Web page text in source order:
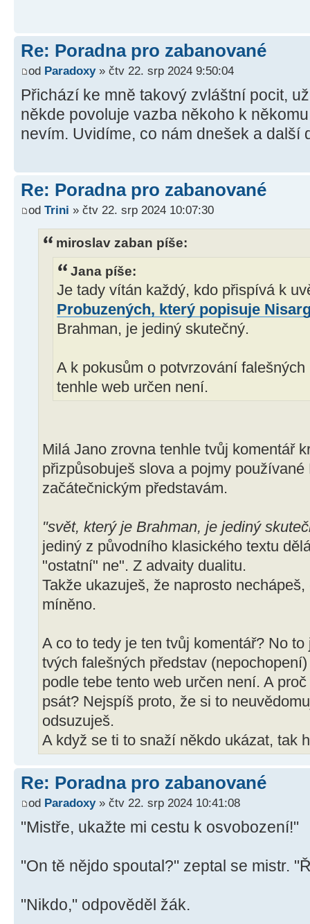
Re: Poradna pro zabanované
od Paradoxy» čtv 22. srp 2024 9:50:04
Přichází ke mně takový zvláštní pocit,
někde povoluje vazba někoho k
nevím. Uvidíme, co nám dnešek a další
Re: Poradna pro zabanované
od Trini » čtv 22. srp 2024 10:07:30
miroslav zaban píše:
Jana píše:
Je tady vítán každý, kdo přispívá k
Probuzených, který popisuje
Brahman, je jediný skutečný.
A k pokusům o potvrzování
tenhle web určen není.
Milá Jano zrovna tenhle tvůj komentář
přizpůsobuješ slova a pojmy
začátečnickým představám.
"svět, který je Brahman, je jediný
jediný z původního klasického textu
"ostatní" ne". Z advaity dualitu.
Takže ukazuješ, že naprosto
míněno.
A co to tedy je ten tvůj komentář? No
tvých falešných představ
podle tebe tento web určen není. A
psát? Nejspíš proto, že si to
odsuzuješ.
A když se ti to snaží někdo ukázat, tak
Re: Poradna pro zabanované
od Paradoxy» čtv 22. srp 2024 10:41:08
"Mistře, ukažte mi cestu k osvobození!"
"On tě nějdo spoutal?" zeptal se mistr.
"Nikdo," odpověděl žák.